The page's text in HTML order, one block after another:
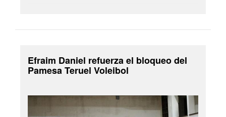
Efraim Daniel refuerza el bloqueo del
Pamesa Teruel Voleibol